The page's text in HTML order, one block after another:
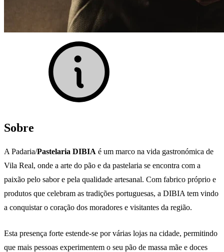
Sobre
A Padaria/Pastelaria DIBIA é um marco na vida gastronómica de
Vila Real, onde a arte do pão e da pastelaria se encontra com a
paixão pelo sabor e pela qualidade artesanal. Com fabrico próprio e
produtos que celebram as tradições portuguesas, a DIBIA tem vindo
a conquistar o coração dos moradores e visitantes da região.
Esta presença forte estende-se por várias lojas na cidade, permitindo
que mais pessoas experimentem o seu pão de massa mãe e doces